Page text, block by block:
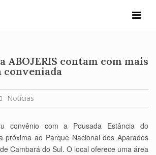
ABOJERIS contam com mais
conveniada
Notícias
convênio com a Pousada Estância do
próxima ao Parque Nacional dos Aparados
Cambará do Sul. O local oferece uma área